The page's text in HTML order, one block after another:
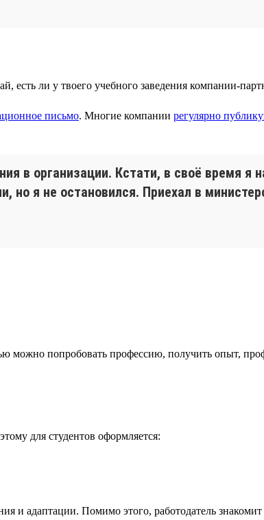
есть ли у твоего учебного заведения компании-
письмо. Многие компании регулярно
в организации. Кстати, в своё время я
но я не остановился. Приехал в
можно попробовать профессию, получить опыт,
для студентов оформляется:
и адаптации. Помимо этого, работодатель